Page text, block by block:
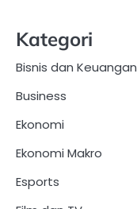
Kategori
Bisnis dan Keuangan
Business
Ekonomi
Ekonomi Makro
Esports